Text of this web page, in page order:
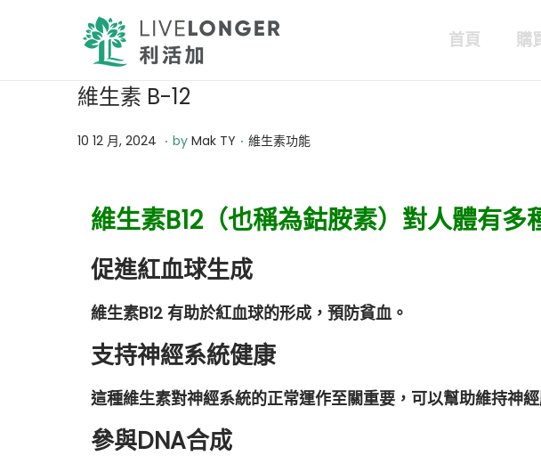
首頁 購
維生素 B-12
Posted on
10 12 月, 2024
2
0
2
4
. by Mak TY . Posted in
維生素功能
維生素B12（也稱為鈷胺素）對人體有
促進紅血球生成
維生素B12 有助於紅血球的形成，預防貧血。
支持神經系統健康
這種維生素對神經系統的正常運作至關重要，可以幫助維持神經
參與DNA合成